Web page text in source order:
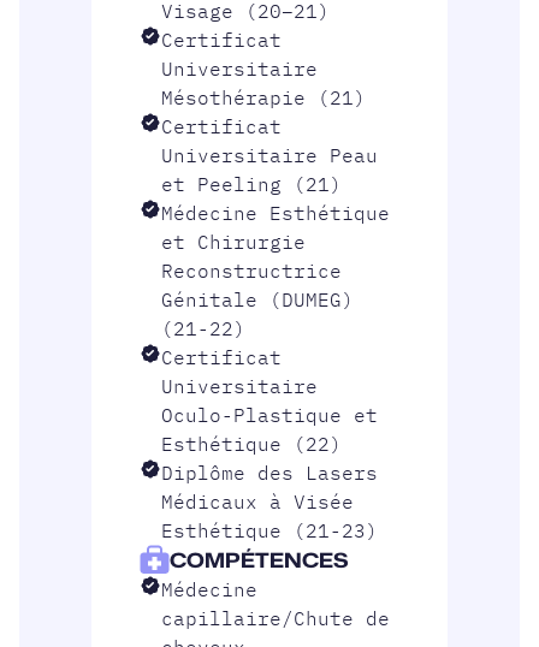
Visage (20–21)
Certificat
Universitaire
Mésothérapie (21)
Certificat
Universitaire Peau
et Peeling (21)
Médecine Esthétique
et Chirurgie
Reconstructrice
Génitale (DUMEG)
(21-22)
Certificat
Universitaire
Oculo-Plastique et
Esthétique (22)
Diplôme des Lasers
Médicaux à Visée
Esthétique (21-23)
COMPÉTENCES
Médecine
capillaire/Chute de